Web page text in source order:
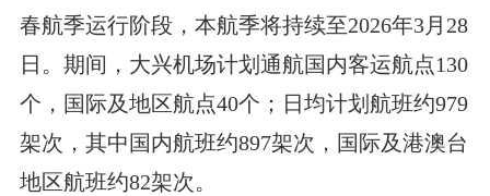
春航季运行阶段，本航季将持续至2026年3月28
日。期间，大兴机场计划通航国内客运航点130
个，国际及地区航点40个；日均计划航班约979
架次，其中国内航班约897架次，国际及港澳台
地区航班约82架次。